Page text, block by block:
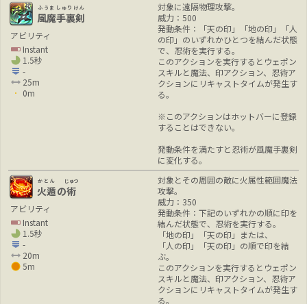
風魔手裏剣
ふうましゅりけん
アビリティ
Instant
1.5秒
-
25m
0m
対象に遠隔物理攻撃。
威力：500
発動条件：「天の印」「地の印」「人
の印」のいずれかひとつを結んだ状態
で、忍術を実行する。
このアクションを実行するとウェポン
スキルと魔法、印アクション、忍術ア
クションにリキャストタイムが発生す
る。
※このアクションはホットバーに登録
することはできない。
発動条件を満たすと忍術が風魔手裏剣
に変化する。
火遁
かとん
の術
じゅつ
アビリティ
Instant
1.5秒
-
20m
5m
対象とその周囲の敵に火属性範囲魔法
攻撃。
威力：350
発動条件：下記のいずれかの順に印を
結んだ状態で、忍術を実行する。
「地の印」「天の印」または、
「人の印」「天の印」の順で印を結
ぶ。
このアクションを実行するとウェポン
スキルと魔法、印アクション、忍術ア
クションにリキャストタイムが発生す
る。